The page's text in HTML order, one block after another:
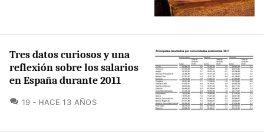
Tres datos curiosos y una
reflexión sobre los salarios
en España durante 2011
19 COMENTARIOS
HACE 13 AÑOS